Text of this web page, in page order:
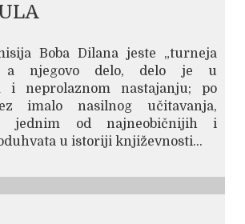
Boba Dilana jeste „turneja
a njegovo delo, delo je u
i neprolaznom nastajanju; po
imalo nasilnog učitavanja,
jednim od najneobičnijih i
u istoriji književnosti...